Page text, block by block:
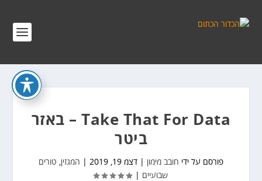
Take That For Data – באזר
ביטר
פורסם על ידי חובב מימון דצמ 19, 2019 המגזין, טורים
שבועיים